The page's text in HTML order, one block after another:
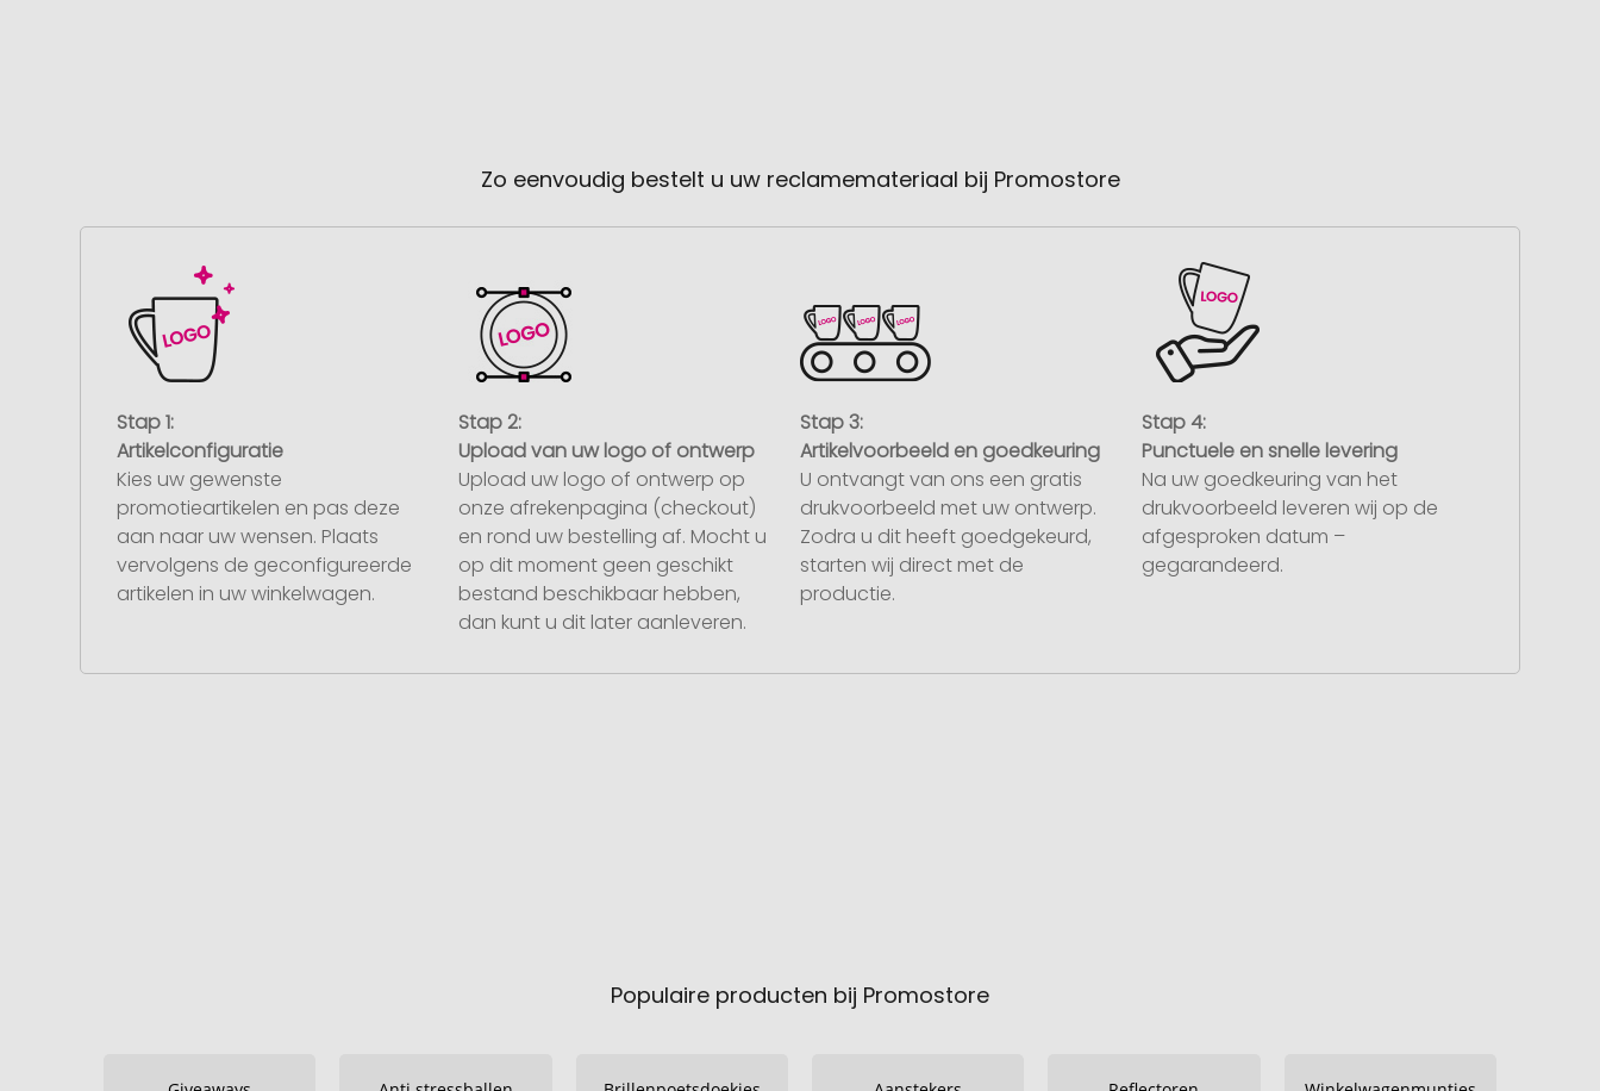
Zo eenvoudig bestelt u uw reclamemateriaal bij Promostore
Stap 1:
Artikelconfiguratie
Kies uw gewenste
promotieartikelen en pas deze
aan naar uw wensen. Plaats
vervolgens de geconfigureerde
artikelen in uw winkelwagen.
Stap 2:
Upload van uw logo of ontwerp
Upload uw logo of ontwerp op
onze afrekenpagina (checkout)
en rond uw bestelling af. Mocht u
op dit moment geen geschikt
bestand beschikbaar hebben,
dan kunt u dit later aanleveren.
Stap 3:
Artikelvoorbeeld en goedkeuring
U ontvangt van ons een gratis
drukvoorbeeld met uw ontwerp.
Zodra u dit heeft goedgekeurd,
starten wij direct met de
productie.
Stap 4:
Punctuele en snelle levering
Na uw goedkeuring van het
drukvoorbeeld leveren wij op de
afgesproken datum –
gegarandeerd.
Populaire producten bij Promostore